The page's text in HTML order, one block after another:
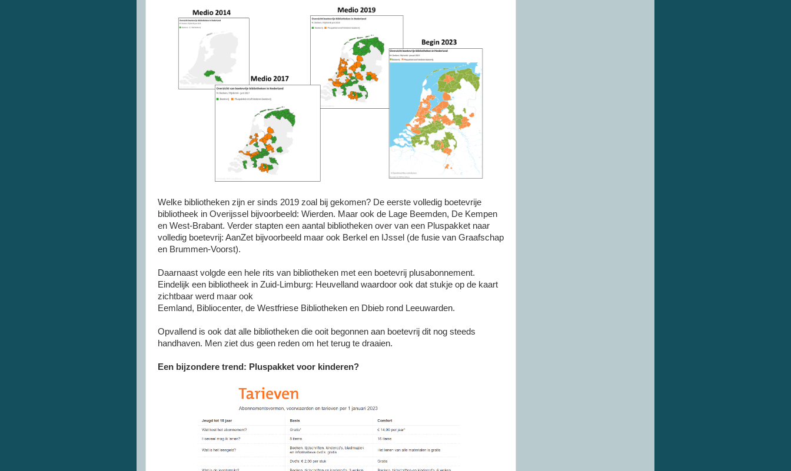
Welke bibliotheken zijn er sinds 2019 zoal bij gekomen? De eerste volledig boetevrije
bibliotheek in Overijssel bijvoorbeeld: Wierden. Maar ook de Lage Beemden, De Kempen
en West-Brabant. Verder stapten een aantal bibliotheken over van een Pluspakket naar
volledig boetevrij: AanZet bijvoorbeeld maar ook Berkel en IJssel (de fusie van Graafschap
en Brummen-Voorst).
Daarnaast volgde een hele rits van bibliotheken met een boetevrij plusabonnement.
Eindelijk een bibliotheek in Zuid-Limburg: Heuvelland waardoor ook dat stukje op de kaart
zichtbaar werd maar ook
Eemland, Bibliocenter, de Westfriese Bibliotheken en Dbieb rond Leeuwarden.
Opvallend is ook dat alle bibliotheken die ooit begonnen aan boetevrij dit nog steeds
handhaven. Men ziet dus geen reden om het terug te draaien.
Een bijzondere trend: Pluspakket voor kinderen?